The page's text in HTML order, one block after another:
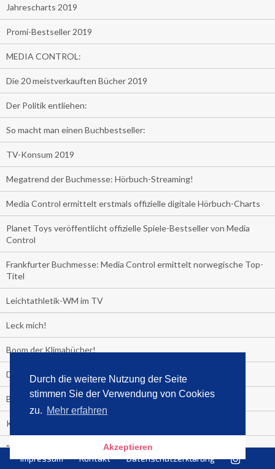
Durch die weitere Nutzung der Seite
stimmen Sie der Verwendung von Cookies
zu. Mehr erfahren
Akzeptieren
Jahrescharts 2019
Promi-Bestseller 2019
MEDIA CONTROL:
Die 20 meistverkauften Bücher 2019
Der Politik entliehen:
So macht man einen Buchbestseller:
TV-Konsum 2019
Megatrend der Buchmesse: Hörbuch-Streaming!
Media Control ermittelt erstmals offizielle digitale Hörbuch-Charts
Planet Toys veröffentlicht offizielle Spiele-Bestseller von Media
Control
Frankfurter Buchmesse: Media Control ermittelt norwegische Top-
Titel
Leichtathletik-WM im TV
Leck mich!
Boom der Klimabücher!
Der Sommer-Bestseller 2019
Backstop einer Showkarriere!
Kinder nicht anbrüllen!
"Das Leben fickt am härtesten"
Impressum Kontakt Datenschutzerklärung